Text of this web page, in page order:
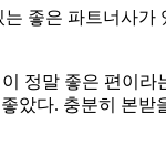
좋은 파트너사가
정말 좋은 편이라
았다. 충분히 본